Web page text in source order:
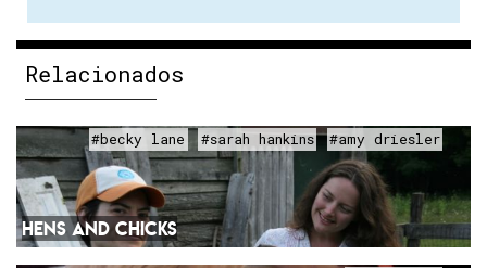
Relacionados
#becky lane #sarah hankins #amy driesler
HENS AND CHICKS